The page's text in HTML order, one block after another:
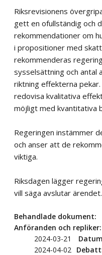
Riksrevisionens
gett en ofullständig och
rekommendationer om
i propositioner med
rekommenderas
sysselsättning och antal
riktning effekterna
redovisa kvalitativa
möjligt med kvantitativa
Regeringen instämmer
och anser att de
viktiga.
Riksdagen lägger
vill säga avslutar ärendet.
Behandlade dokument
Anföranden och repliker
2024-03-21
Datum
2024-04-02
Debatt